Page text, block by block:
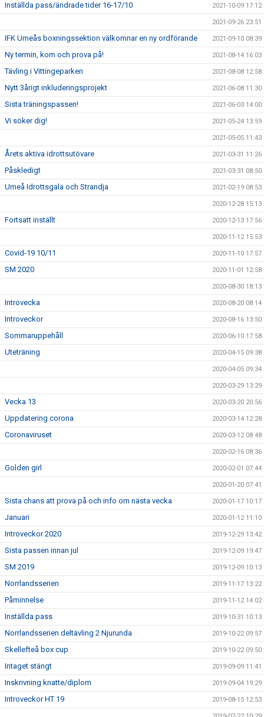
Inställda pass/ändrade tider 16-17/10 2021-10-09 17:12
2021-09-26 23:51
IFK Umeås boxningssektion välkomnar en ny ordförande 2021-09-10 08:39
Ny termin, kom och prova på! 2021-08-14 16:03
Tävling i Vittingeparken 2021-08-08 12:58
Nytt 3årigt inkluderingsprojekt 2021-06-08 11:30
Sista träningspassen! 2021-06-03 14:00
Vi söker dig! 2021-05-24 13:59
2021-05-05 11:43
Årets aktiva idrottsutövare 2021-03-31 11:26
Påskledigt 2021-03-31 08:50
Umeå Idrottsgala och Strandja 2021-02-19 08:53
2020-12-28 15:13
Fortsatt inställt 2020-12-13 17:56
2020-11-12 15:53
Covid-19 10/11 2020-11-10 17:57
SM 2020 2020-11-01 12:58
2020-08-30 18:13
Introvecka 2020-08-20 08:14
Introveckor 2020-08-16 13:50
Sommaruppehåll 2020-06-10 17:58
Uteträning 2020-04-15 09:38
2020-04-05 09:34
2020-03-29 13:29
Vecka 13 2020-03-20 20:56
Uppdatering corona 2020-03-14 12:28
Coronaviruset 2020-03-12 08:48
2020-02-16 08:36
Golden girl 2020-02-01 07:44
2020-01-20 07:41
Sista chans att prova på och info om nästa vecka 2020-01-17 10:17
Januari 2020-01-12 11:10
Introveckor 2020 2019-12-29 13:42
Sista passen innan jul 2019-12-09 19:47
SM 2019 2019-12-09 10:13
Norrlandsserien 2019-11-17 13:22
Påminnelse 2019-11-12 14:02
Inställda pass 2019-10-31 10:13
Norrlandsserien deltävling 2 Njurunda 2019-10-22 09:57
Skellefteå box cup 2019-10-22 09:50
Intaget stängt 2019-09-09 11:41
Inskrivning knatte/diplom 2019-09-04 19:29
Introveckor HT 19 2019-08-15 12:53